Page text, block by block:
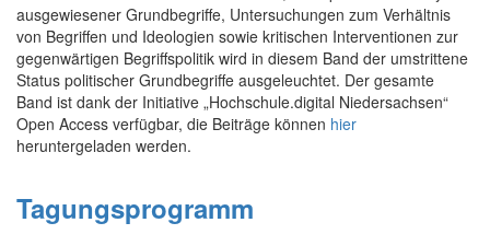
ausgewiesener Grundbegriffe, Untersuchungen zum Verhältnis
von Begriffen und Ideologien sowie kritischen Interventionen zur
gegenwärtigen Begriffspolitik wird in diesem Band der umstrittene
Status politischer Grundbegriffe ausgeleuchtet. Der gesamte
Band ist dank der Initiative „Hochschule.digital Niedersachsen“
Open Access verfügbar, die Beiträge können hier
heruntergeladen werden.
Tagungsprogramm